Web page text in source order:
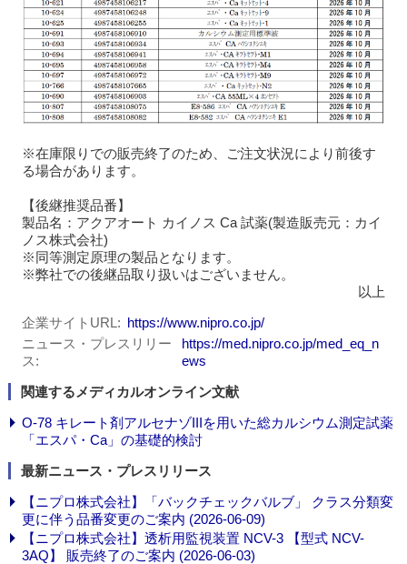
※在庫限りでの販売終了のため、ご注文状況により前後す
る場合があります。
【後継推奨品番】
製品名：アクアオート カイノス Ca 試薬(製造販売元：カイ
ノス株式会社)
※同等測定原理の製品となります。
※弊社での後継品取り扱いはございません。
以上
企業サイトURL
https://www.nipro.co.jp/
ニュース・プレスリリー
ス
https://med.nipro.co.jp/med_eq_n
ews
関連するメディカルオンライン文献
O-78 キレート剤アルセナゾIIIを用いた総カルシウム測定試薬
「エスパ・Ca」の基礎的検討
最新ニュース・プレスリリース
【ニプロ株式会社】「バックチェックバルブ」 クラス分類変
更に伴う品番変更のご案内 (2026-06-09)
【ニプロ株式会社】透析用監視装置 NCV-3 【型式 NCV-
3AQ】 販売終了のご案内 (2026-06-03)